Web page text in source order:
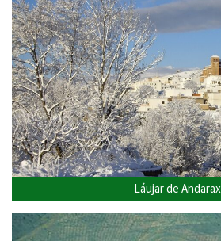
Láujar de Andarax